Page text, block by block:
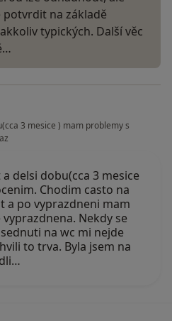
na základě
typických. Další věc
3 mesice ) mam problemy s
delsi dobu(cca 3 mesice
Chodim casto na
a po vyprazdneni mam
Nekdy se
na wc mi nejde
to trva. Byla jsem na